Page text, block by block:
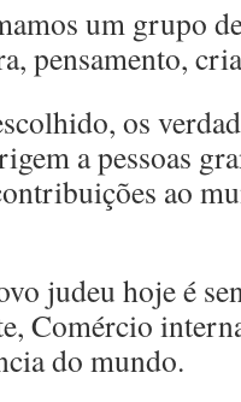
um grupo
pensamento,
os
a pessoas
ao
judeu hoje é
Comércio
do mundo.